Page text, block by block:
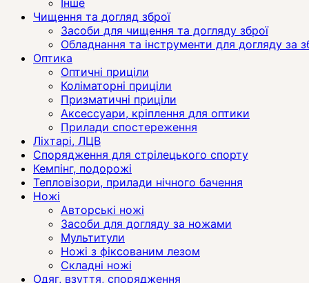
Чищення та догляд зброї
Засоби для чищення та догляду зброї
Обладнання та інструменти для догляду за
Оптика
Оптичні приціли
Коліматорні приціли
Призматичні приціли
Аксессуари, кріплення для оптики
Прилади спостереження
Ліхтарі, ЛЦВ
Спорядження для стрілецького спорту
Кемпінг, подорожі
Тепловізори, прилади нічного бачення
Ножі
Авторські ножі
Засоби для догляду за ножами
Мультитули
Ножі з фіксованим лезом
Складні ножі
Одяг, взуття, спорядження